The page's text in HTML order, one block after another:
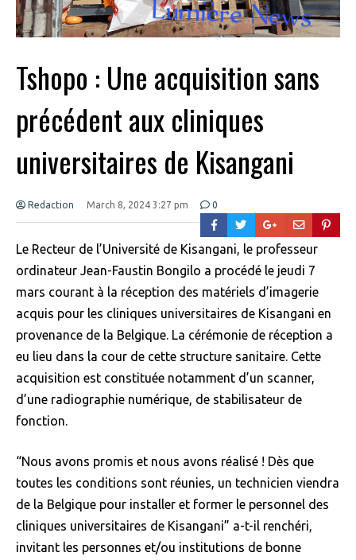
Tshopo : Une acquisition sans
précédent aux cliniques
universitaires de Kisangani
Redaction March 8, 2024 3:27 pm 0
Le Recteur de l’Université de Kisangani, le professeur
ordinateur Jean-Faustin Bongilo a procédé le jeudi 7
mars courant à la réception des matériels d’imagerie
acquis pour les cliniques universitaires de Kisangani en
provenance de la Belgique. La cérémonie de réception a
eu lieu dans la cour de cette structure sanitaire. Cette
acquisition est constituée notamment d’un scanner,
d’une radiographie numérique, de stabilisateur de
fonction.
“Nous avons promis et nous avons réalisé ! Dès que
toutes les conditions sont réunies, un technicien viendra
de la Belgique pour installer et former le personnel des
cliniques universitaires de Kisangani” a-t-il renchéri,
invitant les personnes et/ou institutions de bonne